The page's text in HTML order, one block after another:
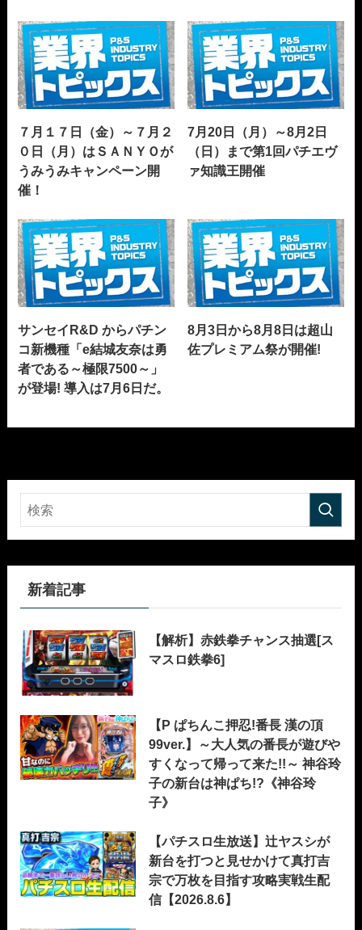
７月１７日（金）～７月２
０日（月）はＳＡＮＹＯが
うみうみキャンペーン開
催！
7月20日（月）～8月2日
（日）まで第1回パチエヴ
ァ知識王開催
サンセイR&D からパチン
コ新機種「e結城友奈は勇
者である～極限7500～」
が登場! 導入は7月6日だ。
8月3日から8月8日は超山
佐プレミアム祭が開催!
新着記事
【解析】赤鉄拳チャンス抽選[ス
マスロ鉄拳6]
【P ぱちんこ押忍!番長 漢の頂
99ver.】～大人気の番長が遊びや
すくなって帰って来た!!～ 神谷玲
子の新台は神ぱち!?《神谷玲
子》
【パチスロ生放送】辻ヤスシが
新台を打つと見せかけて真打吉
宗で万枚を目指す攻略実戦生配
信【2026.8.6】